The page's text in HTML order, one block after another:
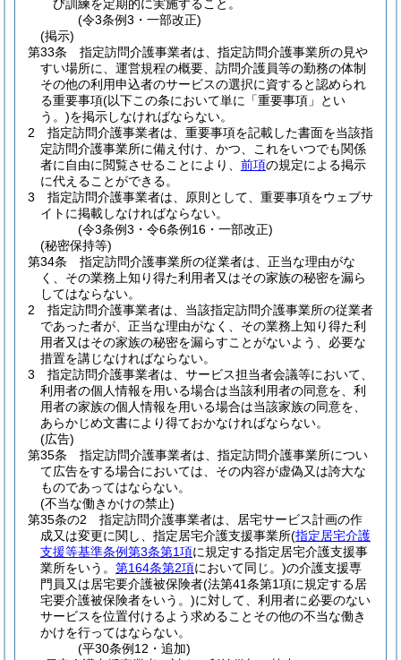
び訓練を定期的に実施すること。
(令3条例3・一部改正)
(掲示)
第33条
指定訪問介護事業者は、指定訪問介護事業所の見や
すい場所に、運営規程の概要、訪問介護員等の勤務の体制
その他の利用申込者のサービスの選択に資すると認められ
る重要事項(以下この条において単に「重要事項」とい
う。)を掲示しなければならない。
2
指定訪問介護事業者は、重要事項を記載した書面を当該指
定訪問介護事業所に備え付け、かつ、これをいつでも関係
者に自由に閲覧させることにより、 前項の規定による掲示
に代えることができる。
3
指定訪問介護事業者は、原則として、重要事項をウェブサ
イトに掲載しなければならない。
(令3条例3・令6条例16・一部改正)
(秘密保持等)
第34条
指定訪問介護事業所の従業者は、正当な理由がな
く、その業務上知り得た利用者又はその家族の秘密を漏ら
してはならない。
2
指定訪問介護事業者は、当該指定訪問介護事業所の従業者
であった者が、正当な理由がなく、その業務上知り得た利
用者又はその家族の秘密を漏らすことがないよう、必要な
措置を講じなければならない。
3
指定訪問介護事業者は、サービス担当者会議等において、
利用者の個人情報を用いる場合は当該利用者の同意を、利
用者の家族の個人情報を用いる場合は当該家族の同意を、
あらかじめ文書により得ておかなければならない。
(広告)
第35条
指定訪問介護事業者は、指定訪問介護事業所につい
て広告をする場合においては、その内容が虚偽又は誇大な
ものであってはならない。
(不当な働きかけの禁止)
第35条の2
指定訪問介護事業者は、居宅サービス計画の作
成又は変更に関し、指定居宅介護支援事業所(指定居宅介護
支援等基準条例第3条第1項に規定する指定居宅介護支援事
業所をいう。 第164条第2項において同じ。)の介護支援専
門員又は居宅要介護被保険者(法第41条第1項に規定する居
宅要介護被保険者をいう。)に対して、利用者に必要のない
サービスを位置付けるよう求めることその他の不当な働き
かけを行ってはならない。
(平30条例12・追加)